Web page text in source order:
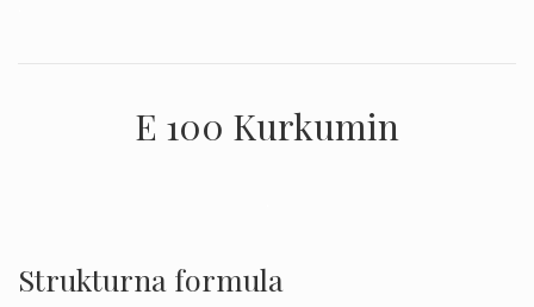
E 100 Kurkumin
Strukturna formula